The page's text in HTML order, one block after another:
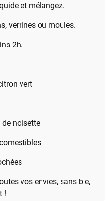
et mélangez.
verrines ou moules.
2h.
vert
noisette
vos envies, sans blé,
!